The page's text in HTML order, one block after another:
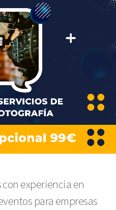
con experiencia en
para empresas